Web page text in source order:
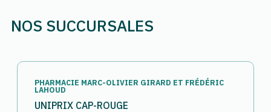
NOS SUCCURSALES
PHARMACIE MARC-OLIVIER GIRARD ET FRÉDÉRIC
LAHOUD
UNIPRIX CAP-ROUGE